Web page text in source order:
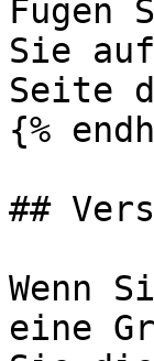
Fügen
Sie
Seite
{%
##
Wenn
eine